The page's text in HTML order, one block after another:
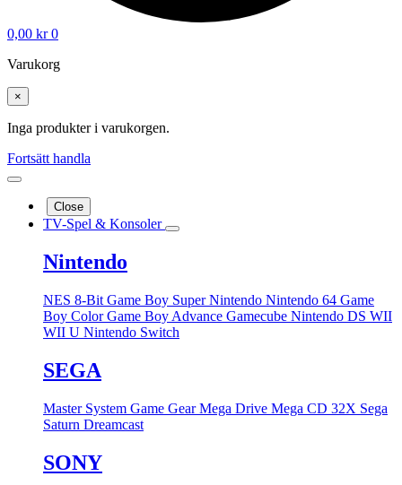
0,00 kr 0
Varukorg
×
Inga produkter i varukorgen.
Fortsätt handla
Close
TV-Spel & Konsoler
Nintendo
NES 8-Bit Game Boy Super Nintendo Nintendo 64 Game
Boy ColorGame Boy Advance Gamecube Nintendo DS WII
WII U Nintendo Switch
SEGA
Master System Game GearMega Drive Mega CD 32X Sega
Saturn Dreamcast
SONY